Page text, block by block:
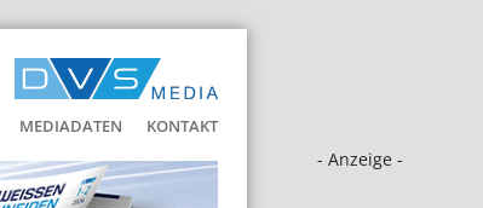
MEDIADATEN KONTAKT
- Anzeige -